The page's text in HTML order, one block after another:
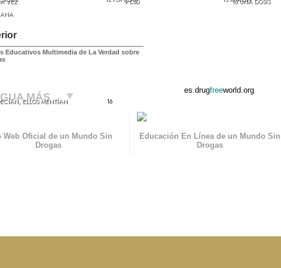
ELLOS MENTÍAN 16
es.drugfreeworld.org
Educativos Multimedia de La Verdad sobre
MÁS
Web Oficial de un Mundo Sin
Drogas
Educación En Línea de un Mundo Sin
Drogas